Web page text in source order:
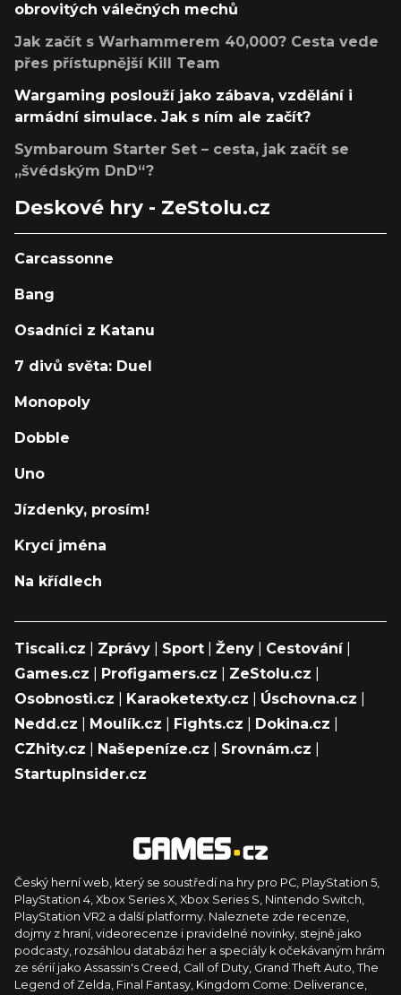
obrovitých válečných mechů
Jak začít s Warhammerem 40,000? Cesta vede
přes přístupnější Kill Team
Wargaming poslouží jako zábava, vzdělání i
armádní simulace. Jak s ním ale začít?
Symbaroum Starter Set – cesta, jak začít se
„švédským DnD“?
Deskové hry - ZeStolu.cz
Carcassonne
Bang
Osadníci z Katanu
7 divů světa: Duel
Monopoly
Dobble
Uno
Jízdenky, prosím!
Krycí jména
Na křídlech
Tiscali.cz Zprávy Sport Ženy Cestování|
Games.cz
Profigamers.cz ZeStolu.cz
Osobnosti.cz
Karaoketexty.cz Úschovna.cz
Nedd.cz
Moulík.cz Fights.cz Dokina.cz
CZhity.cz
Našepeníze.cz Srovnám.cz
StartupInsider.cz
Český herní web, který se soustředí na hry pro PC, PlayStation 5,
PlayStation 4, Xbox Series X, Xbox Series S, Nintendo Switch,
PlayStation VR2 a další platformy. Naleznete zde recenze,
dojmy z hraní, videorecenze i pravidelné novinky, stejně jako
podcasty, rozsáhlou databázi her a speciály k očekávaným hrám
ze sérií jako Assassin's Creed, Call of Duty, Grand Theft Auto, The
Legend of Zelda, Final Fantasy, Kingdom Come: Deliverance,